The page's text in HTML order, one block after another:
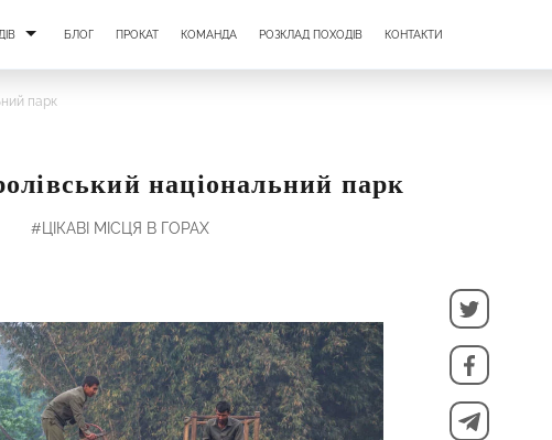
БЛОГ ПРОКАТ КОМАНДА РОЗКЛАД ПОХОДІВ КОНТАКТИ
парк
національний парк
#ЦІКАВІ МІСЦЯ В ГОРАХ